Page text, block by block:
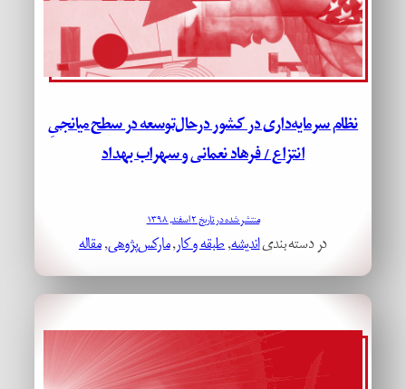
نظام سرمایه‌داری در کشور درحال‌توسعه در سطح میانجیِ
انتزاع / فرهاد نعمانی و سهراب بهداد
منتشر شده در تاریخ ۲ اسفند, ۱۳۹۸
در دسته بندیاندیشه, طبقه و کار, مارکس‌پژوهی, مقاله